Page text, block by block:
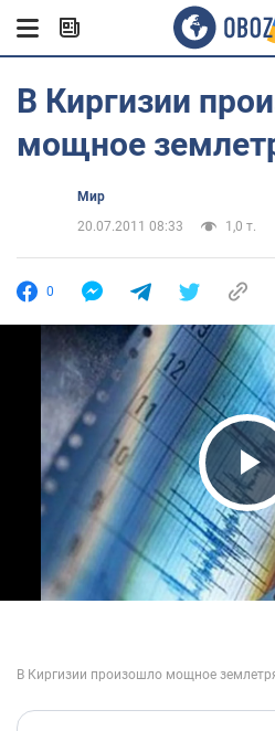
В Киргизии
мощное
Мир
20.07.2011 08:33
1,0 т.
0